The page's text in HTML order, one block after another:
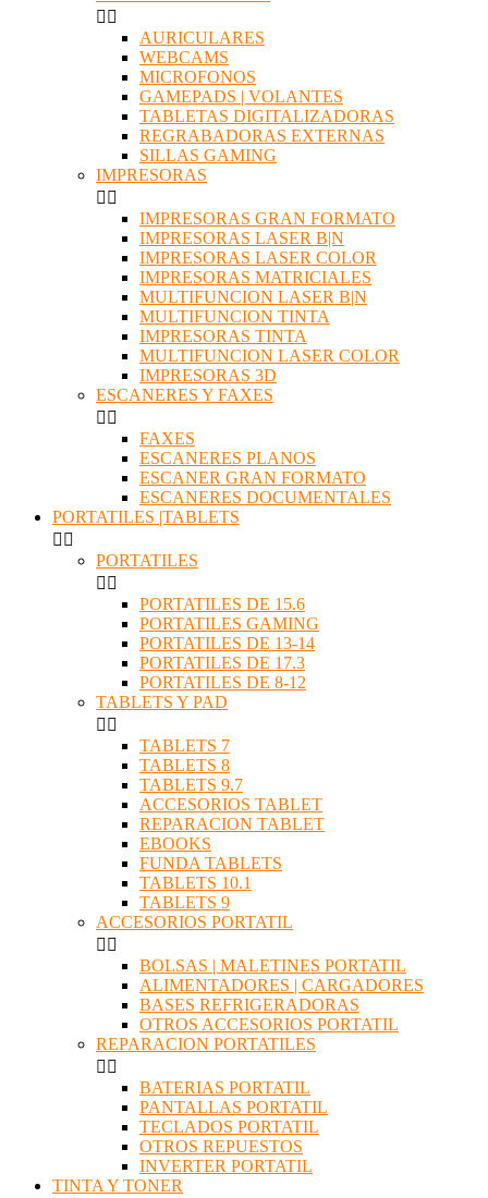
 
AURICULARES
WEBCAMS
MICROFONOS
GAMEPADS | VOLANTES
TABLETAS DIGITALIZADORAS
REGRABADORAS EXTERNAS
SILLAS GAMING
IMPRESORAS
 
IMPRESORAS GRAN FORMATO
IMPRESORAS LASER B|N
IMPRESORAS LASER COLOR
IMPRESORAS MATRICIALES
MULTIFUNCION LASER B|N
MULTIFUNCION TINTA
IMPRESORAS TINTA
MULTIFUNCION LASER COLOR
IMPRESORAS 3D
ESCANERES Y FAXES
 
FAXES
ESCANERES PLANOS
ESCANER GRAN FORMATO
ESCANERES DOCUMENTALES
PORTATILES |TABLETS
 
PORTATILES
 
PORTATILES DE 15.6
PORTATILES GAMING
PORTATILES DE 13-14
PORTATILES DE 17.3
PORTATILES DE 8-12
TABLETS Y PAD
 
TABLETS 7
TABLETS 8
TABLETS 9.7
ACCESORIOS TABLET
REPARACION TABLET
EBOOKS
FUNDA TABLETS
TABLETS 10.1
TABLETS 9
ACCESORIOS PORTATIL
 
BOLSAS | MALETINES PORTATIL
ALIMENTADORES | CARGADORES
BASES REFRIGERADORAS
OTROS ACCESORIOS PORTATIL
REPARACION PORTATILES
 
BATERIAS PORTATIL
PANTALLAS PORTATIL
TECLADOS PORTATIL
OTROS REPUESTOS
INVERTER PORTATIL
TINTA Y TONER